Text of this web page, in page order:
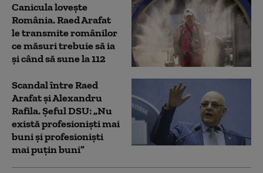
Canicula lovește
România. Raed Arafat
le transmite românilor
ce măsuri trebuie să ia
și când să sune la 112
Scandal între Raed
Arafat și Alexandru
Rafila. Șeful DSU: „Nu
există profesioniști mai
buni și profesioniști
mai puțin buni”